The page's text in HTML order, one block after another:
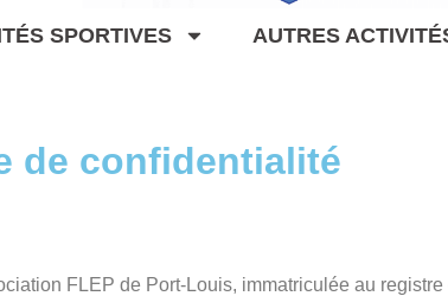
SPORTIVES AUTRES
de confidentialité
FLEP de Port-Louis, immatriculée au